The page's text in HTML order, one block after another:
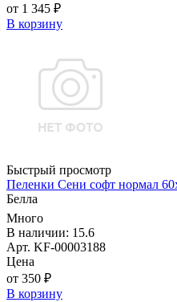
от 1 345 ₽
В корзину
Быстрый просмотр
Пеленки Сени софт нормал
Белла
Много
В наличии: 15.6
Арт. KF-00003188
Цена
от 350 ₽
В корзину